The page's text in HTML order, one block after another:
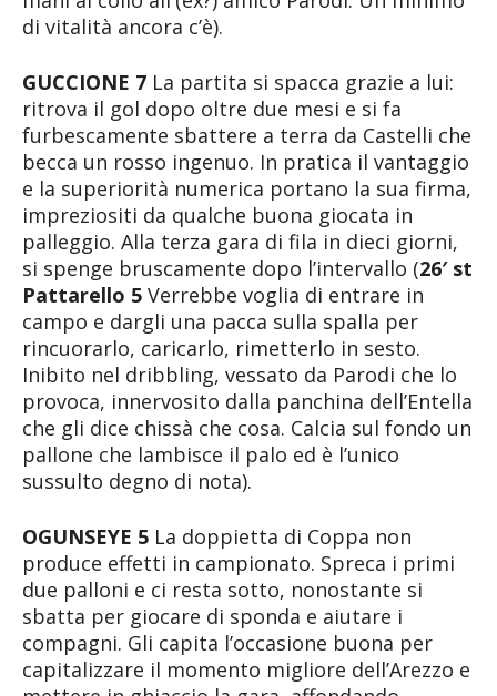
di vitalità ancora c’è).
GUCCIONE 7 La partita si spacca grazie a lui:
ritrova il gol dopo oltre due mesi e si fa
furbescamente sbattere a terra da Castelli che
becca un rosso ingenuo. In pratica il vantaggio
e la superiorità numerica portano la sua firma,
impreziositi da qualche buona giocata in
palleggio. Alla terza gara di fila in dieci giorni,
si spenge bruscamente dopo l’intervallo (26′ st
Pattarello 5 Verrebbe voglia di entrare in
campo e dargli una pacca sulla spalla per
rincuorarlo, caricarlo, rimetterlo in sesto.
Inibito nel dribbling, vessato da Parodi che lo
provoca, innervosito dalla panchina dell’Entella
che gli dice chissà che cosa. Calcia sul fondo un
pallone che lambisce il palo ed è l’unico
sussulto degno di nota).
OGUNSEYE 5 La doppietta di Coppa non
produce effetti in campionato. Spreca i primi
due palloni e ci resta sotto, nonostante si
sbatta per giocare di sponda e aiutare i
compagni. Gli capita l’occasione buona per
capitalizzare il momento migliore dell’Arezzo e